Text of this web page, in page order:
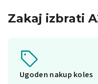
Zakaj izbrati
Ugoden nakup koles